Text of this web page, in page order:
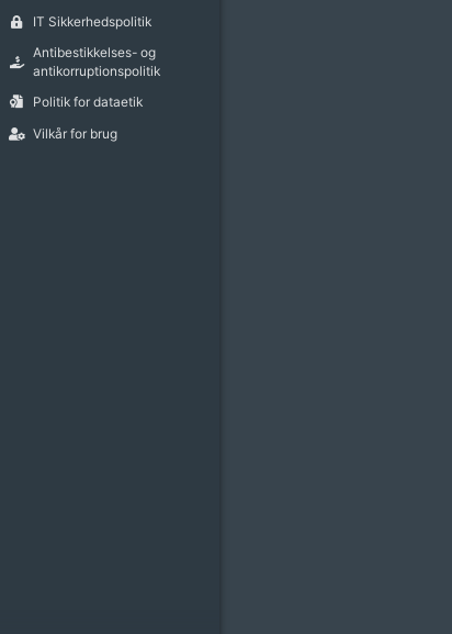
IT Sikkerhedspolitik
Antibestikkelses- og
antikorruptionspolitik
Politik for dataetik
Vilkår for brug